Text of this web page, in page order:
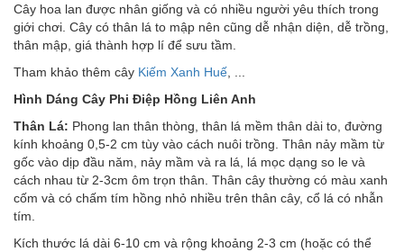
Cây hoa lan được nhân giống và có nhiều người yêu thích trong
giới chơi. Cây có thân lá to mập nên cũng dễ nhận diện, dễ trồng,
thân mập, giá thành hợp lí để sưu tầm.
Tham khảo thêm cây Kiếm Xanh Huế
Hình Dáng Cây Phi Điệp Hồng Liên Anh
Thân Lá: Phong lan thân thòng, thân lá mềm thân dài to, đường
kính khoảng 0,5-2 cm tùy vào cách nuôi trồng. Thân nảy mầm từ
gốc vào dịp đầu năm, nảy mầm và ra lá, lá mọc dạng so le và
cách nhau từ 2-3cm ôm trọn thân. Thân cây thường có màu xanh
cốm và có chấm tím hồng nhỏ nhiều trên thân cây, cổ lá có nhẫn
tím.
Kích thước lá dài 6-10 cm và rộng khoảng 2-3 cm (hoặc có thể